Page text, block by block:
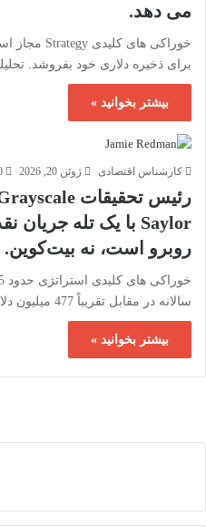
می دهد.
برای ذخیره دلاری خود بفروشد.
بیشتر بخوانید »
کارشناس اقتصادی ژوئن 20, 2026
روبرو است، نه بیت‌کوین.
سالانه در مقابل تقریباً 477 میلیون دلار در سال…
بیشتر بخوانید »